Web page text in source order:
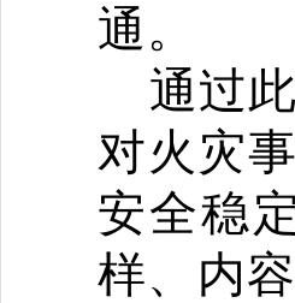
通。
通过
对火灾
安全稳
样、内